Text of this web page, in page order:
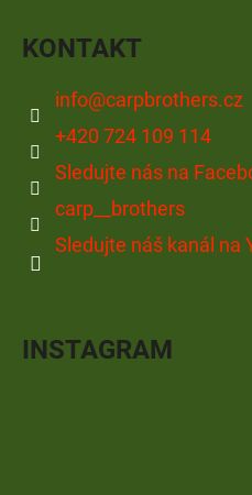
KONTAKT
info@carpbrothers.cz
+420 724 109 114
Sledujte nás na
carp__brothers
Sledujte náš kanál na
INSTAGRAM